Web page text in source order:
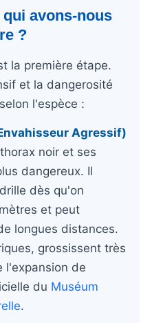
avons-nous
?
la première étape.
et la dangerosité
l'espèce :
Agressif)
noir et ses
dangereux. Il
dès qu'on
et peut
longues distances.
grossissent très
l'expansion de
du Muséum
.